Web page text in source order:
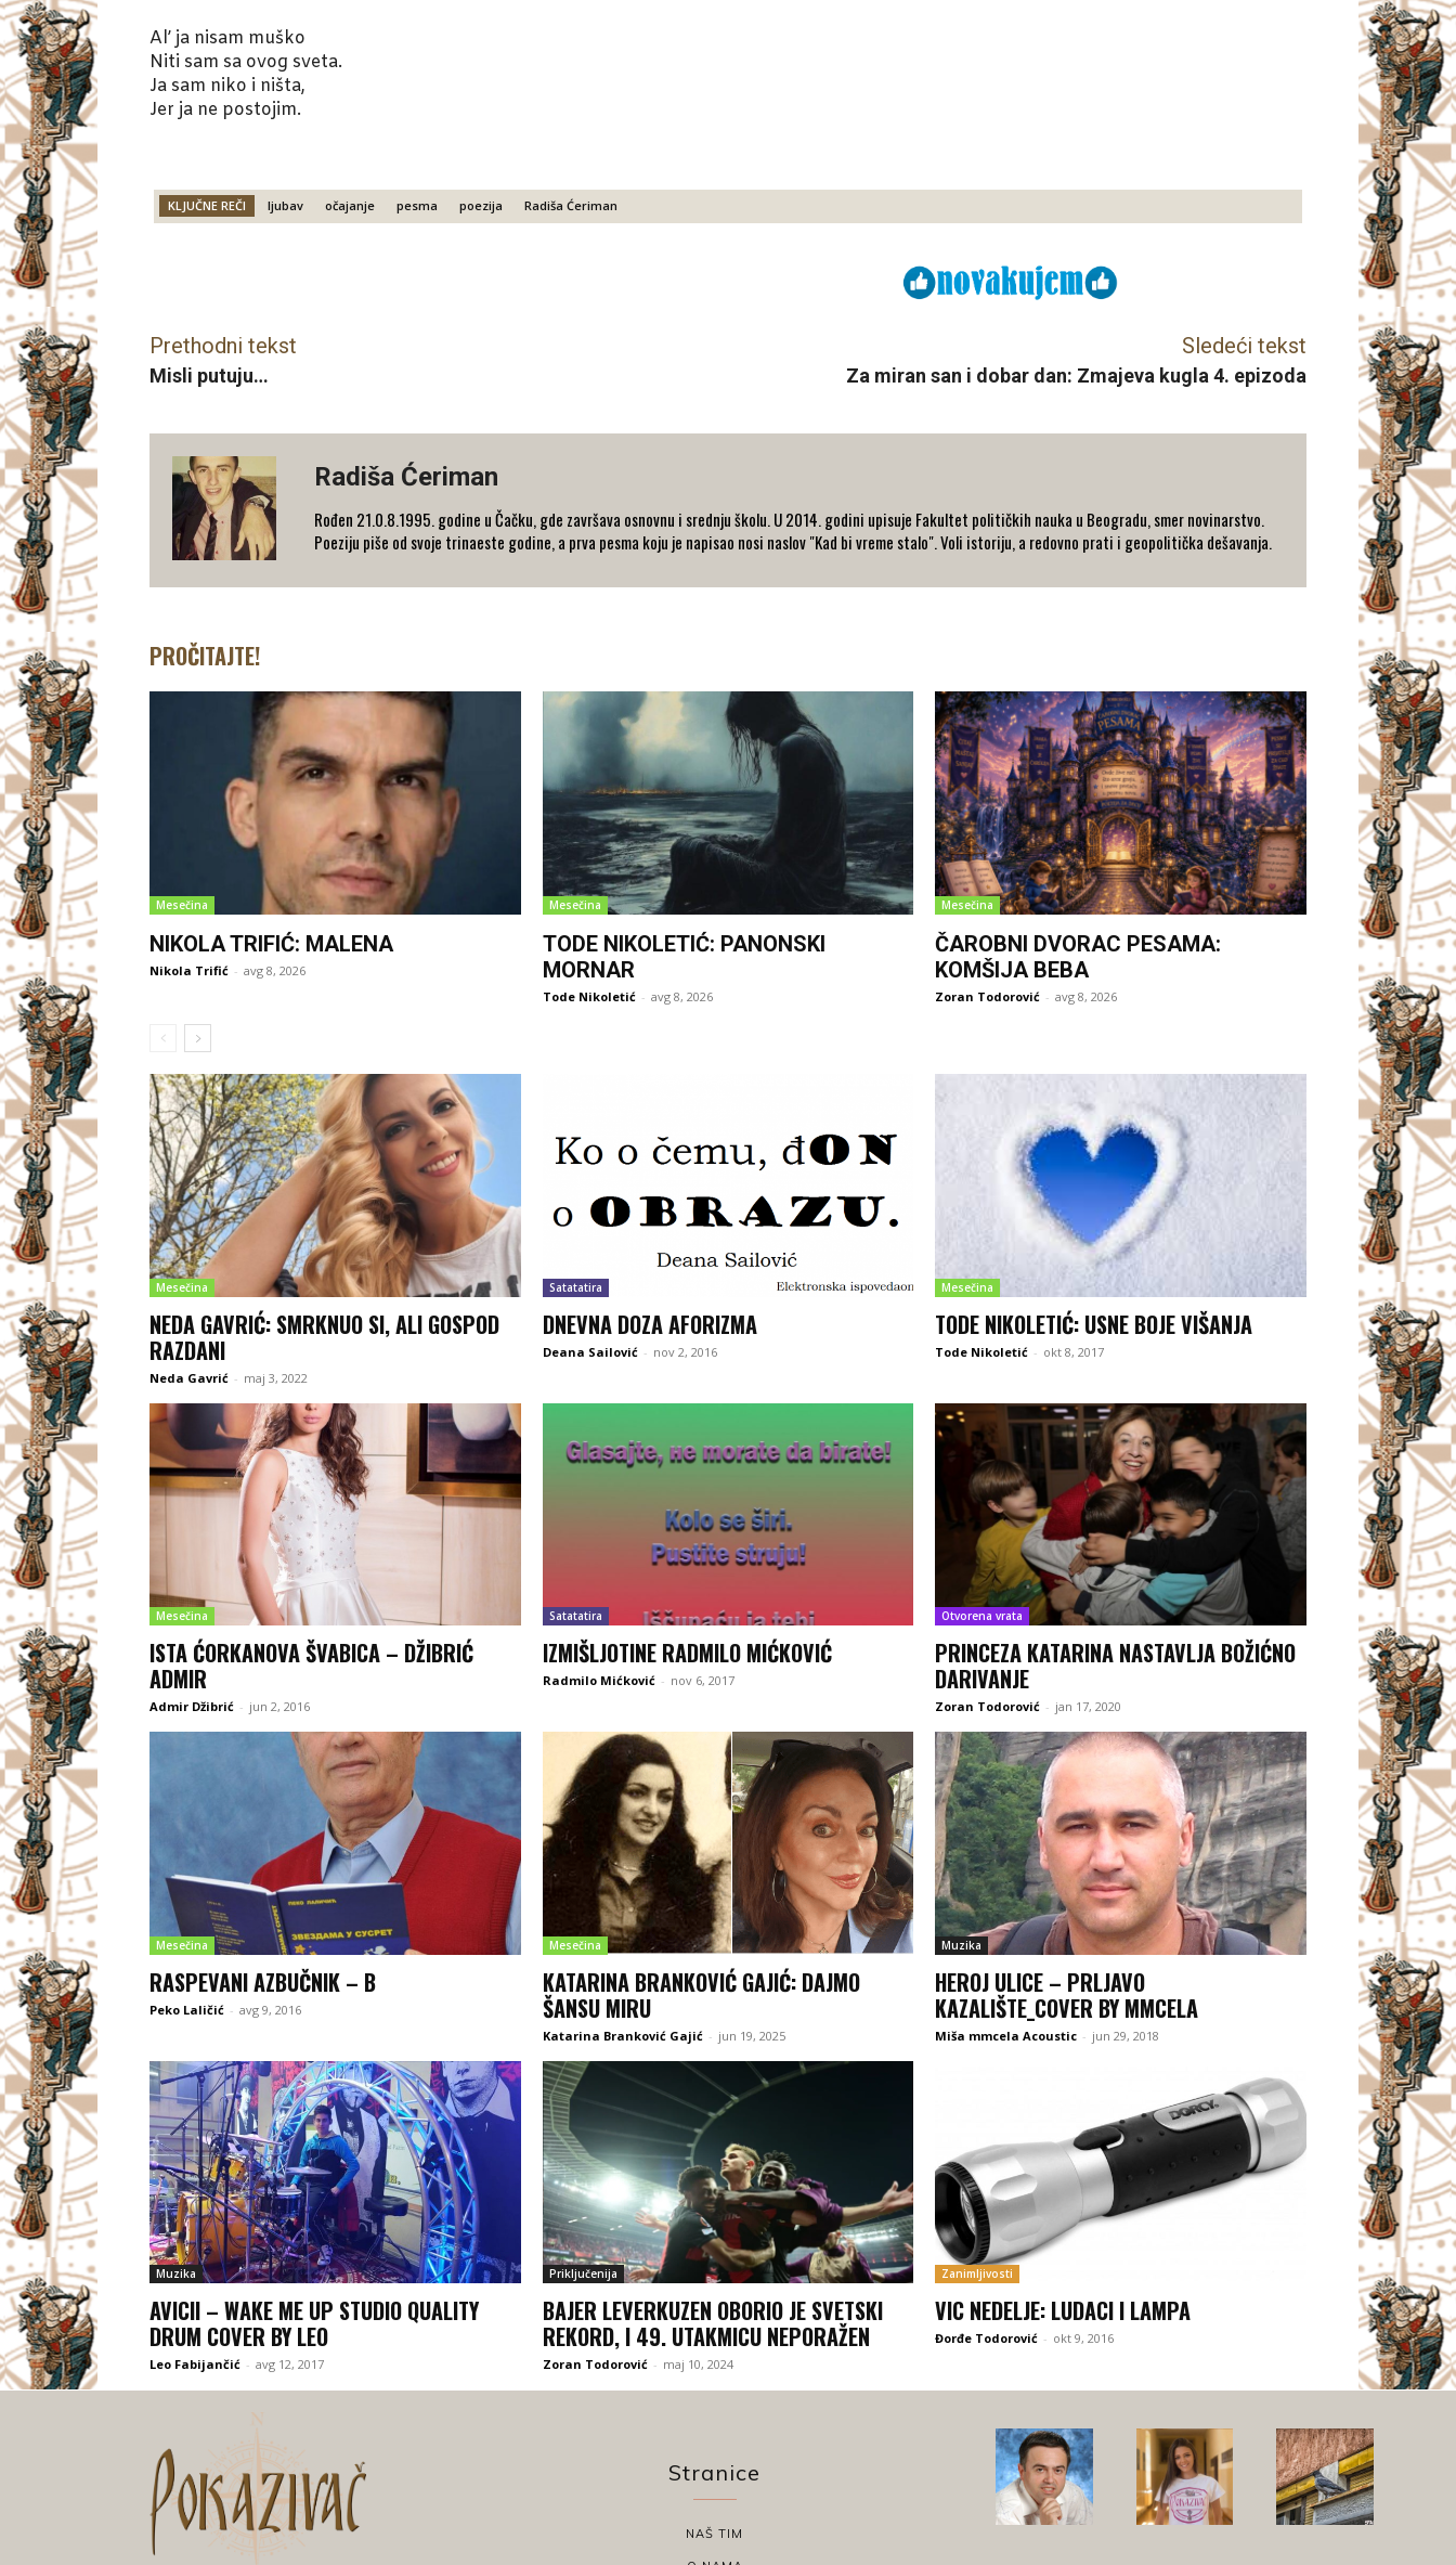
Al’ ja nisam muško
Niti sam sa ovog sveta.
Ja sam niko i ništa,
Jer ja ne postojim.
KLJUČNE REČI ljubav očajanje pesma poezija Radiša Ćeriman
Prethodni tekst
Misli putuju…
Sledeći tekst
Za miran san i dobar dan: Zmajeva kugla 4. epizoda
Radiša Ćeriman
Rođen 21.0.8.1995. godine u Čačku, gde završava osnovnu i srednju školu. U 2014. godini upisuje Fakultet političkih nauka u Beogradu, smer novinarstvo.
Poeziju piše od svoje trinaeste godine, a prva pesma koju je napisao nosi naslov "Kad bi vreme stalo". Voli istoriju, a redovno prati i geopolitička dešavanja.
PROČITAJTE!
Mesečina
NIKOLA TRIFIĆ: MALENA
Nikola Trifić - avg 8, 2026
Mesečina
TODE NIKOLETIĆ: PANONSKI
MORNAR
Tode Nikoletić - avg 8, 2026
Mesečina
ČAROBNI DVORAC PESAMA:
KOMŠIJA BEBA
Zoran Todorović - avg 8, 2026
Mesečina
NEDA GAVRIĆ: SMRKNUO SI, ALI GOSPOD
RAZDANI
Neda Gavrić - maj 3, 2022
Satatatira
DNEVNA DOZA AFORIZMA
Deana Sailović - nov 2, 2016
Mesečina
TODE NIKOLETIĆ: USNE BOJE VIŠANJA
Tode Nikoletić - okt 8, 2017
Mesečina
ISTA ĆORKANOVA ŠVABICA – DŽIBRIĆ
ADMIR
Admir Džibrić - jun 2, 2016
Satatatira
IZMIŠLJOTINE RADMILO MIĆKOVIĆ
Radmilo Mićković - nov 6, 2017
Otvorena vrata
PRINCEZA KATARINA NASTAVLJA BOŽIĆNO
DARIVANJE
Zoran Todorović - jan 17, 2020
Mesečina
RASPEVANI AZBUČNIK – B
Peko Laličić - avg 9, 2016
Mesečina
KATARINA BRANKOVIĆ GAJIĆ: DAJMO
ŠANSU MIRU
Katarina Branković Gajić - jun 19, 2025
Muzika
HEROJ ULICE – PRLJAVO
KAZALIŠTE_COVER BY MMCELA
Miša mmcela Acoustic - jun 29, 2018
Muzika
AVICII – WAKE ME UP STUDIO QUALITY
DRUM COVER BY LEO
Leo Fabijančić - avg 12, 2017
Priključenija
BAJER LEVERKUZEN OBORIO JE SVETSKI
REKORD, I 49. UTAKMICU NEPORAŽEN
Zoran Todorović - maj 10, 2024
Zanimljivosti
VIC NEDELJE: LUDACI I LAMPA
Đorđe Todorović - okt 9, 2016
Stranice
NAŠ TIM